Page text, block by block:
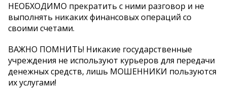
НЕОБХОДИМО прекратить с ними разговор и не
выполнять никаких финансовых операций со
своими счетами.
ВАЖНО ПОМНИТЬ! Никакие государственные
учреждения не используют курьеров для передачи
денежных средств, лишь МОШЕННИКИ пользуются
их услугами!